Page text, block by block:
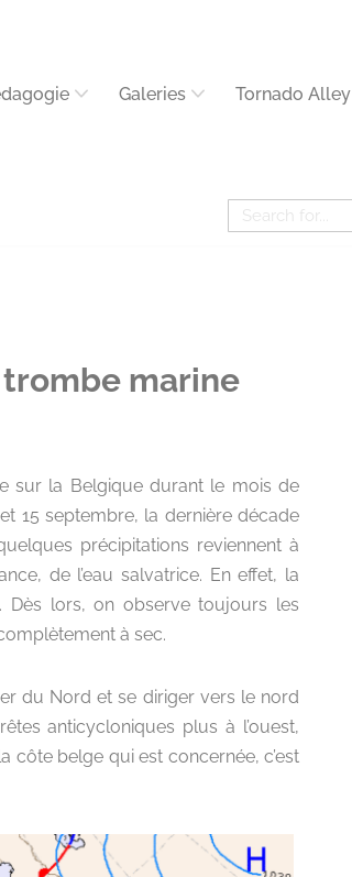
Galeries Tornado Alley
marine
sur la Belgique durant le mois de
15 septembre, la dernière décade
précipitations reviennent à
de l’eau salvatrice. En effet, la
Dès lors, on observe toujours les
à sec.
du Nord et se diriger vers le nord
anticycloniques plus à l’ouest,
côte belge qui est concernée, c’est